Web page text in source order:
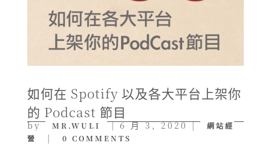
如何在 Spotify 以及各大平台上架你
的 Podcast 節目
by MR.WULI |6 月 3, 2020|
網站經
營
| 0 COMMENTS